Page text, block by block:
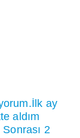
ay
aldım
2